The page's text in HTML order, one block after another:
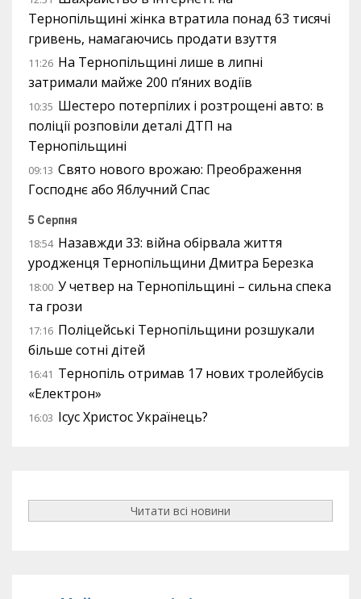
Тернопільщині жінка втратила понад 63 тисячі
гривень, намагаючись продати взуття
11:26 На Тернопільщині лише в липні
затримали майже 200 п’яних водіїв
10:35 Шестеро потерпілих і розтрощені авто: в
поліції розповіли деталі ДТП на
Тернопільщині
09:13 Свято нового врожаю: Преображення
Господнє або Яблучний Спас
5 Серпня
18:54 Назавжди 33: війна обірвала життя
уродженця Тернопільщини Дмитра Березка
18:00 У четвер на Тернопільщині – сильна спека
та грози
17:16 Поліцейські Тернопільщини розшукали
більше сотні дітей
16:41 Тернопіль отримав 17 нових тролейбусів
«Електрон»
16:03 Ісус Христос Українець?
Читати всі новини